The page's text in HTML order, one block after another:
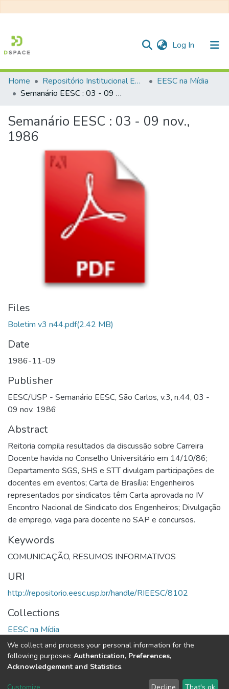
Log In (current)
Communities & Collections
Statistics
Home Repositório Institucional EESC
EESC na Mídia
Semanário EESC : 03 - 09 nov., 1986
Semanário EESC : 03 - 09 nov.,
1986
Files
Boletim v3 n44.pdf(2.42 MB)
Date
1986-11-09
Publisher
EESC/USP - Semanário EESC, São Carlos, v.3, n.44, 03 -
09 nov. 1986
Abstract
Reitoria compila resultados da discussão sobre Carreira
Docente havida no Conselho Universitário em 14/10/86;
Departamento SGS, SHS e STT divulgam participações de
docentes em eventos; Carta de Brasília: Engenheiros
representados por sindicatos têm Carta aprovada no IV
Encontro Nacional de Sindicato dos Engenheiros; Divulgação
de emprego, vaga para docente no SAP e concursos.
Keywords
COMUNICAÇÃO, RESUMOS INFORMATIVOS
URI
http://repositorio.eesc.usp.br/handle/RIEESC/8102
Collections
EESC na Mídia
Full item page
DSpace software copyright © 2002-2026 LYRASIS
We collect and process your personal information for the
following purposes: Authentication, Preferences,
Acknowledgement and Statistics.